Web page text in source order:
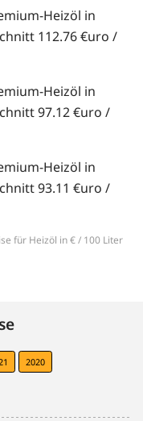
Heizöl in
112.76 €uro /
Heizöl in
97.12 €uro /
Heizöl in
93.11 €uro /
für Heizöl in € / 100 Liter
2020